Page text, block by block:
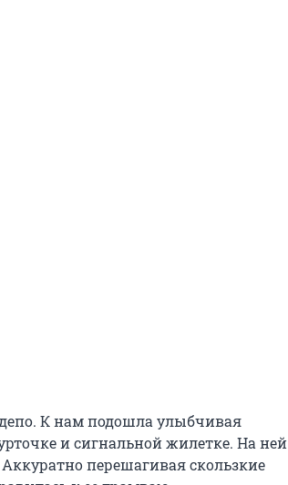
К нам подошла улыбчивая
и сигнальной жилетке. На ней
перешагивая скользкие